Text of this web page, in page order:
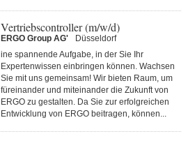
Vertriebscontroller (m/w/d)
ERGO Group AG'
Düsseldorf
ine spannende Aufgabe, in der Sie Ihr
Expertenwissen einbringen können. Wachsen
Sie mit uns gemeinsam! Wir bieten Raum, um
füreinander und miteinander die Zukunft von
ERGO zu gestalten. Da Sie zur erfolgreichen
Entwicklung von ERGO beitragen, können...